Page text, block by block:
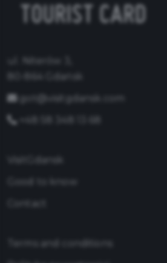
80-864 Gdańsk
got@visitgdansk.com
+48 58 348 13 68
VisitGdansk
Contact
Terms and conditions